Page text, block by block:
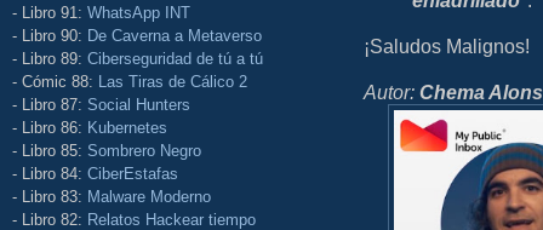
- Libro 91: WhatsApp INT
- Libro 90: De Caverna a Metaverso
- Libro 89: Ciberseguridad de tú a tú
- Cómic 88: Las Tiras de Cálico 2
- Libro 87: Social Hunters
- Libro 86: Kubernetes
- Libro 85: Sombrero Negro
- Libro 84: CiberEstafas
- Libro 83: Malware Moderno
- Libro 82: Relatos Hackear tiempo
¡Saludos Malignos!
Autor: Chema